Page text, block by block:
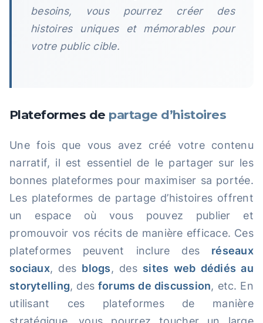
besoins, vous pourrez créer des
histoires uniques et mémorables pour
votre public cible.
Plateformes de partage d’histoires
Une fois que vous avez créé votre contenu
narratif, il est essentiel de le partager sur les
bonnes plateformes pour maximiser sa portée.
Les plateformes de partage d’histoires offrent
un espace où vous pouvez publier et
promouvoir vos récits de manière efficace. Ces
plateformes peuvent inclure des réseaux
sociaux, des blogs, des sites web dédiés au
storytelling, des forums de discussion, etc. En
utilisant ces plateformes de manière